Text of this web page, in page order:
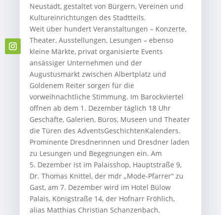
Neustadt, gestaltet von Bürgern, Vereinen und
Kultureinrichtungen des Stadtteils.
Weit über hundert Veranstaltungen – Konzerte,
Theater, Ausstellungen, Lesungen – ebenso
kleine Märkte, privat organisierte Events
ansässiger Unternehmen und der
Augustusmarkt zwischen Albertplatz und
Goldenem Reiter sorgen für die
vorweihnachtliche Stimmung. Im Barockviertel
öffnen ab dem 1. Dezember täglich 18 Uhr
Geschäfte, Galerien, Büros, Museen und Theater
die Türen des AdventsGeschichtenKalenders.
Prominente Dresdnerinnen und Dresdner laden
zu Lesungen und Begegnungen ein. Am
5. Dezember ist im Palaisshop, Hauptstraße 9,
Dr. Thomas Knittel, der mdr „Mode-Pfarrer“ zu
Gast, am 7. Dezember wird im Hotel Bülow
Palais, Königstraße 14, der Hofnarr Fröhlich,
alias Matthias Christian Schanzenbach,